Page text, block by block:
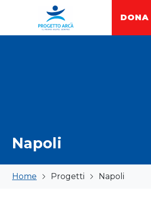
Vai al contenuto
Progetto Arca
DONA
Napoli
Home Progetti Napoli